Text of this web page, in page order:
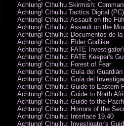
Achtung! Cthulhu Skirmish:
Achtung! Cthulhu Tactics Digital (PC)
Achtung! Cthulhu: Assault on the
Achtung! Cthulhu: Assault on the
Achtung! Cthulhu: Documentos de la
Achtung! Cthulhu: Elder Godlike
Achtung! Cthulhu: FATE
Achtung! Cthulhu: FATE Keeper's
Achtung! Cthulhu: Forest of Fear
Achtung! Cthulhu: Guía del Guardián
Achtung! Cthulhu: Guía del
Achtung! Cthulhu: Guide to Eastern
Achtung! Cthulhu: Guide to North
Achtung! Cthulhu: Guide to the
Achtung! Cthulhu: Horrors of the
Achtung! Cthulhu: Interface 19.40
Achtung! Cthulhu: Investigator's